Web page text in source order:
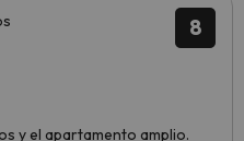
8
y el apartamento amplio.